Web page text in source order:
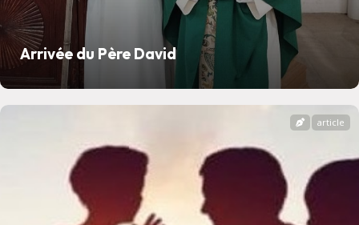
Arrivée du Père David
article